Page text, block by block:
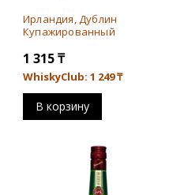
Ирландия, Дублин
Купажированный
1 315₸
WhiskyClub: 1 249₸
В корзину